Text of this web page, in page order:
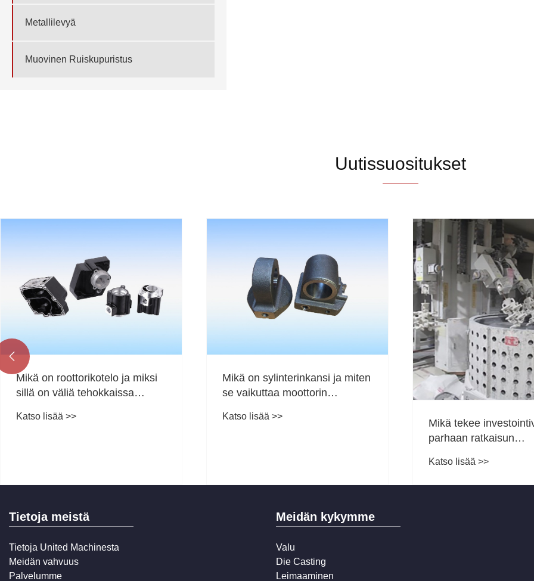
Metallilevyä
Muovinen Ruiskupuristus
Uutissuositukset
Mikä on sylinterinkansi ja miten
se vaikuttaa moottorin
tehokkuuteen
Katso lisää >>
Mikä tekee investointivalusta
Kuinka laserhitsaus
nykyaikaista
Katso lisää >>

Tietoja meistä
Tietoja United Machinesta
Meidän vahvuus
Palvelumme
Meidän kykymme
Valu
Die Casting
Leimaaminen